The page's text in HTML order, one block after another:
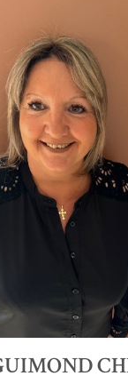
VOIR +